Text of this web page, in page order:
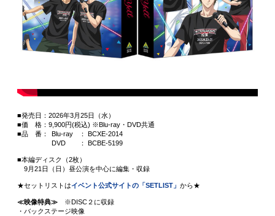
■発売日：2026年3月25日（水）
■価 格：9,900円(税込) ※Blu-ray・DVD共通
■品 番：
Blu-ray
： BCXE-2014
DVD
： BCBE-5199
■本編ディスク（2枚）
9月21日（日）昼公演を中心に編集・収録
★セットリストはイベント公式サイトの「SETLIST」 から★
≪映像特典≫ ※DISC２に収録
・バックステージ映像